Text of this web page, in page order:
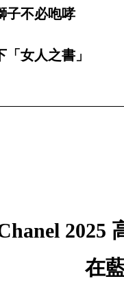
子不必咆哮
女人之書」
2025
在